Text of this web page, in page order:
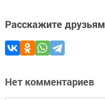
Расскажите друзьям
Нет комментариев